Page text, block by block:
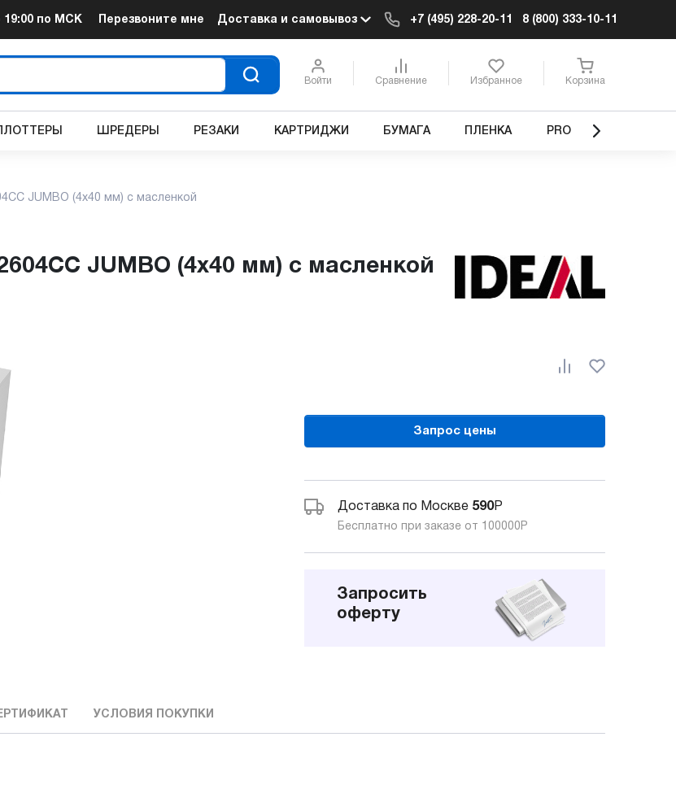
19:00 по МСК Перезвоните мне Доставка и самовывоз +7 (495) 228-20-11 8 (800) 333-10-11
Войти Сравнение Избранное Корзина
ПЛОТТЕРЫ ШРЕДЕРЫ РЕЗАКИ КАРТРИДЖИ БУМАГА ПЛЕНКА PRO
JUMBO (4x40 мм) с масленкой
JUMBO (4x40 мм) с масленкой
Запрос цены
Доставка по Москве 590Р
Бесплатно при заказе от 100000 Р
Запросить
оферту
УСЛОВИЯ ПОКУПКИ